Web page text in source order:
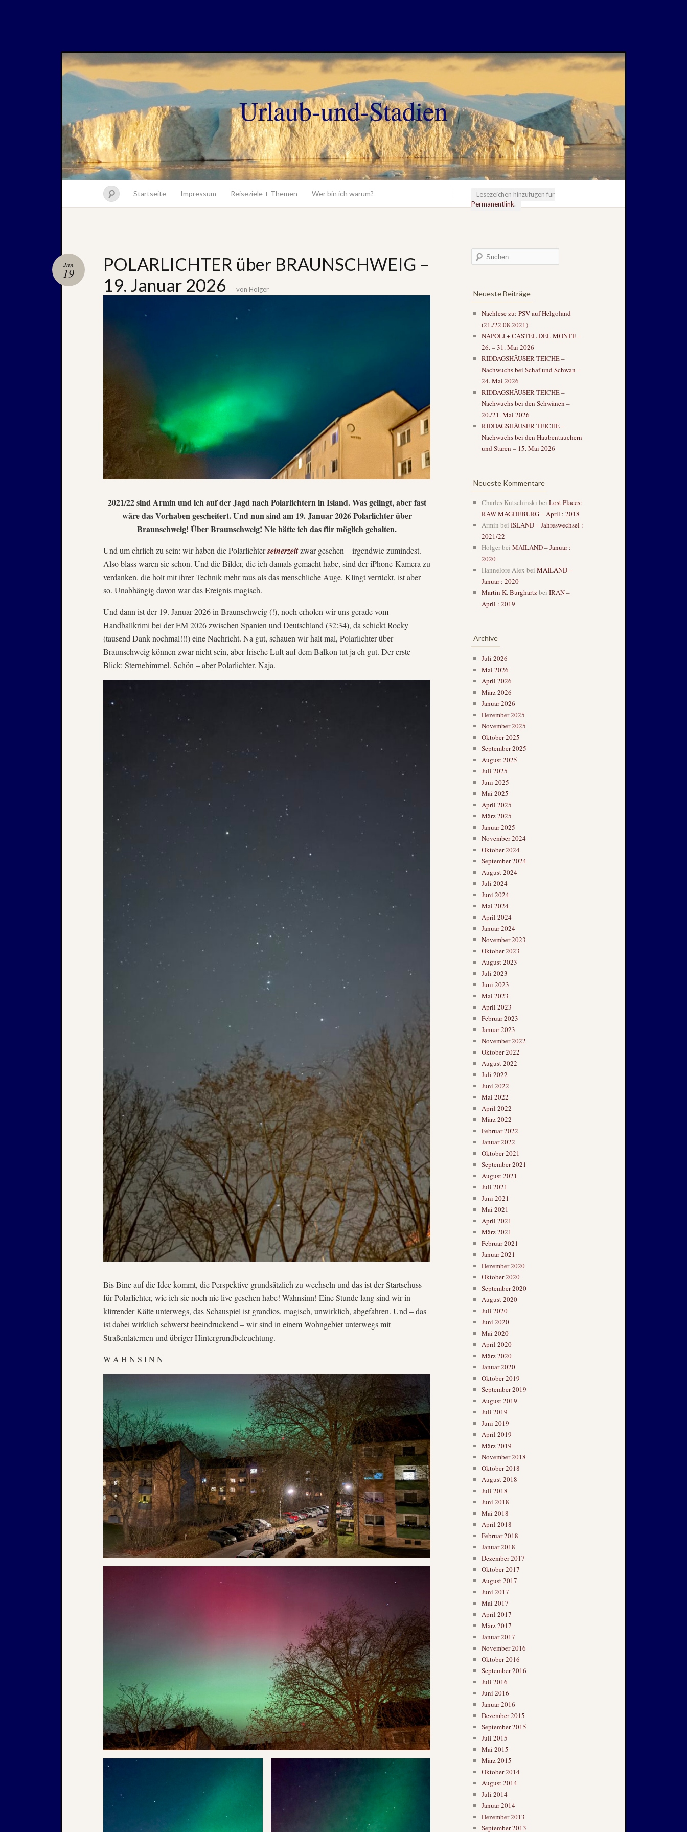
Urlaub-und-Stadien
Startseite Impressum Reiseziele + Themen Wer bin ich warum?
Lesezeichen hinzufügen für
Permanentlink.
POLARLICHTER über BRAUNSCHWEIG –
19. Januar 2026
Jan
19
von Holger
2021/22 sind Armin und ich auf der Jagd nach Polarlichtern in Island. Was gelingt, aber fast
wäre das Vorhaben gescheitert. Und nun sind am 19. Januar 2026 Polarlichter über
Braunschweig! Über Braunschweig! Nie hätte ich das für möglich gehalten.
Und um ehrlich zu sein: wir haben die Polarlichterseinerzeitzwar gesehen – irgendwie zumindest.
Also blass waren sie schon. Und die Bilder, die ich damals gemacht habe, sind der iPhone-Kamera zu
verdanken, die holt mit ihrer Technik mehr raus als das menschliche Auge. Klingt verrückt, ist aber
so. Unabhängig davon war das Ereignis magisch.
Und dann ist der 19. Januar 2026 in Braunschweig (!), noch erholen wir uns gerade vom
Handballkrimi bei der EM 2026 zwischen Spanien und Deutschland (32:34), da schickt Rocky
(tausend Dank nochmal!!!) eine Nachricht. Na gut, schauen wir halt mal, Polarlichter über
Braunschweig können zwar nicht sein, aber frische Luft auf dem Balkon tut ja eh gut. Der erste
Blick: Sternehimmel. Schön – aber Polarlichter. Naja.
Bis Bine auf die Idee kommt, die Perspektive grundsätzlich zu wechseln und das ist der Startschuss
für Polarlichter, wie ich sie noch nie live gesehen habe! Wahnsinn! Eine Stunde lang sind wir in
klirrender Kälte unterwegs, das Schauspiel ist grandios, magisch, unwirklich, abgefahren. Und – das
ist dabei wirklich schwerst beeindruckend – wir sind in einem Wohngebiet unterwegs mit
Straßenlaternen und übriger Hintergrundbeleuchtung.
W A H N S I N N
Neueste Beiträge
Nachlese zu: PSV auf Helgoland
(21./22.08.2021)
NAPOLI + CASTEL DEL MONTE –
26. – 31. Mai 2026
RIDDAGSHÄUSER TEICHE –
Nachwuchs bei Schaf und Schwan –
24. Mai 2026
RIDDAGSHÄUSER TEICHE –
Nachwuchs bei den Schwänen –
20./21. Mai 2026
RIDDAGSHÄUSER TEICHE –
Nachwuchs bei den Haubentauchern
und Staren – 15. Mai 2026
Neueste Kommentare
Charles Kutschinski bei Lost Places:
RAW MAGDEBURG – April : 2018
Armin bei ISLAND – Jahreswechsel :
2021/22
Holgerbei MAILAND – Januar :
2020
Hannelore Alex bei MAILAND –
Januar : 2020
Martin K. Burghartzbei IRAN –
April : 2019
Archive
Juli 2026
Mai 2026
April 2026
März 2026
Januar 2026
Dezember 2025
November 2025
Oktober 2025
September 2025
August 2025
Juli 2025
Juni 2025
Mai 2025
April 2025
März 2025
Januar 2025
November 2024
Oktober 2024
September 2024
August 2024
Juli 2024
Juni 2024
Mai 2024
April 2024
Januar 2024
November 2023
Oktober 2023
August 2023
Juli 2023
Juni 2023
Mai 2023
April 2023
Februar 2023
Januar 2023
November 2022
Oktober 2022
August 2022
Juli 2022
Juni 2022
Mai 2022
April 2022
März 2022
Februar 2022
Januar 2022
Oktober 2021
September 2021
August 2021
Juli 2021
Juni 2021
Mai 2021
April 2021
März 2021
Februar 2021
Januar 2021
Dezember 2020
Oktober 2020
September 2020
August 2020
Juli 2020
Juni 2020
Mai 2020
April 2020
März 2020
Januar 2020
Oktober 2019
September 2019
August 2019
Juli 2019
Juni 2019
April 2019
März 2019
November 2018
Oktober 2018
August 2018
Juli 2018
Juni 2018
Mai 2018
April 2018
Februar 2018
Januar 2018
Dezember 2017
Oktober 2017
August 2017
Juni 2017
Mai 2017
April 2017
März 2017
Januar 2017
November 2016
Oktober 2016
September 2016
Juli 2016
Juni 2016
Januar 2016
Dezember 2015
September 2015
Juli 2015
Mai 2015
März 2015
Oktober 2014
August 2014
Juli 2014
Januar 2014
Dezember 2013
September 2013